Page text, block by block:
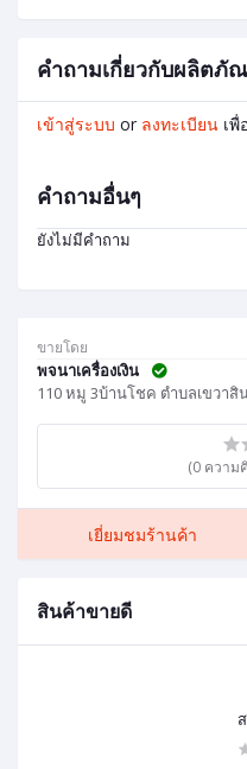
ขายโดย
พจนาเครื่องเงิน
110 หมู 3บ้านโชค ตำบลเขวาสิ
(0 ความ
เยี่ยมชมร้านค้า
สินค้าขายดี
คำถามเกี่ยวกับผลิตภั
เข้าสู่ระบบ or ลงทะเบียน เ
คำถามอื่นๆ
ยังไม่มีคำถาม